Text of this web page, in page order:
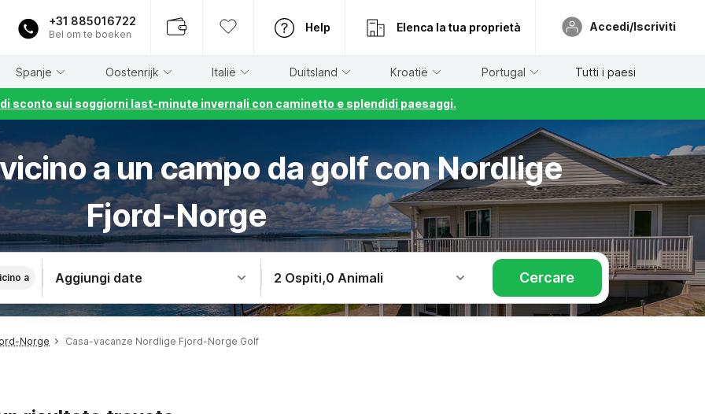
+31 885016722
Bel om te boeken
Help Elenca la tua proprietà Accedi/Iscriviti
Spanje Oostenrijk Italië Duitsland Kroatië Portugal Tutti i paesi
sconto sui soggiorni last-minute invernali con caminetto e splendidi paesaggi.
a un campo da golf con Nordlige
Fjord-Norge
a Aggiungi date 2 Ospiti,0 Animali Cercare
Norge Casa-vacanze Nordlige Fjord-Norge Golf